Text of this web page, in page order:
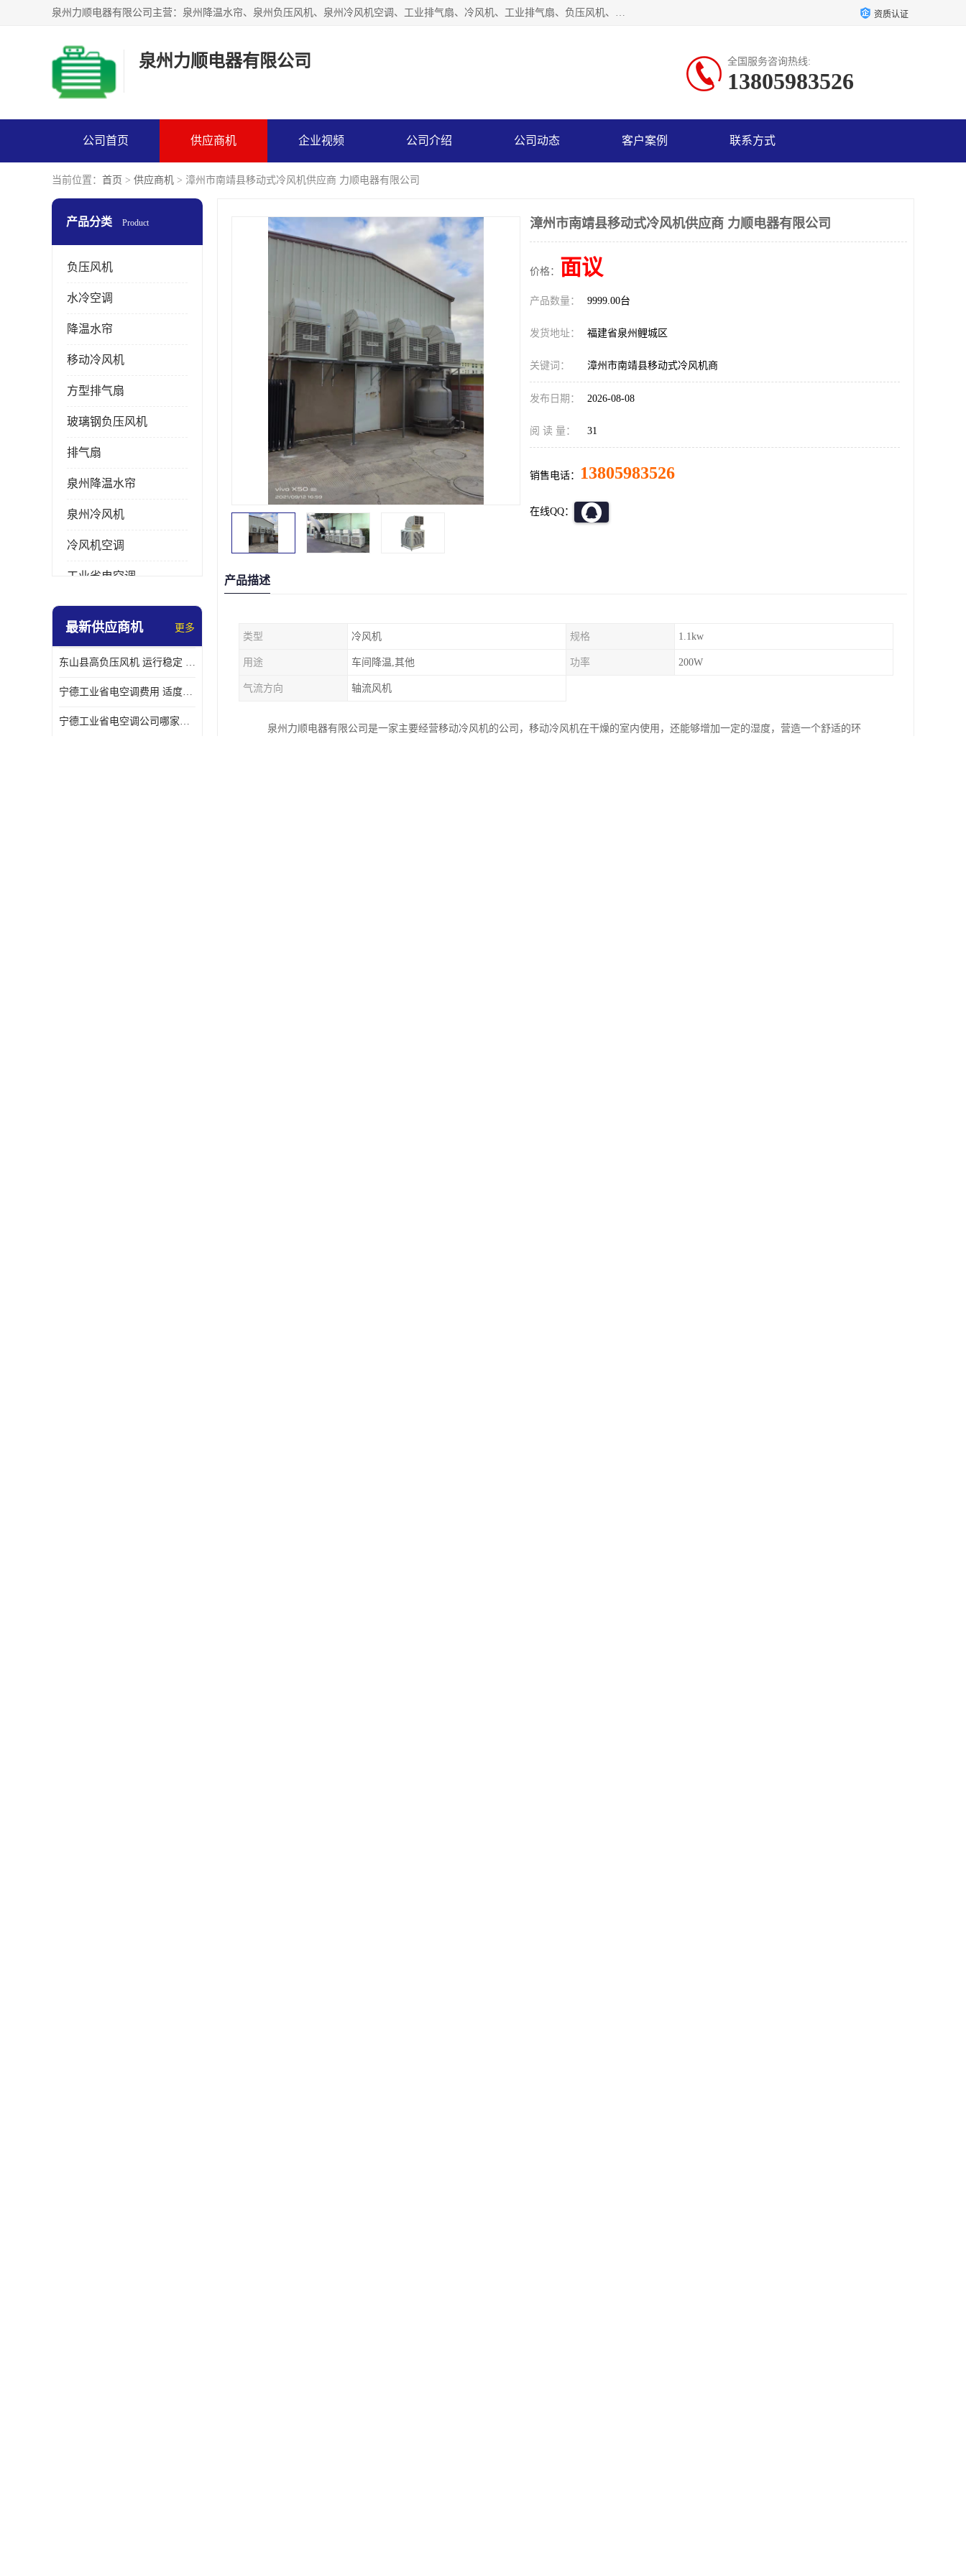
泉州力顺电器有限公司主营：泉州降温水帘、泉州负压风机、泉州冷风机空调、工业排气扇、冷风机、工业排气扇、负压风机、负压风机、水冷空调、降温水帘等产品。为用户解决了通风、降温、除味、除尘等难题，其环保、节能的理念与用户的实践检验结果相吻合，赢得了广大客户的信誉和青睐。 资质认证
泉州力顺电器有限公司 全国服务咨询热线:
13805983526
公司首页 供应商机 企业视频 公司介绍 公司动态 客户案例 联系方式
当前位置： 首页 > 供应商机 > 漳州市南靖县移动式冷风机供应商 力顺电器有限公司
产品分类 Product
负压风机
水冷空调
降温水帘
移动冷风机
方型排气扇
玻璃钢负压风机
排气扇
泉州降温水帘
泉州冷风机
冷风机空调
工业省电空调
工业大吊扇
最新供应商机 更多
东山县高负压风机 运行稳定 耐高温 防腐蚀
宁德工业省电空调费用 适度较高 节省占用空间
宁德工业省电空调公司哪家好 适度较高 结构紧凑 美观
漳州市南靖县移动式冷风机供应商 力顺电器有限公司
价格： 面议
产品数量： 9999.00台
发货地址： 福建省泉州鲤城区
关键词： 漳州市南靖县移动式冷风机商
发布日期： 2026-08-08
阅 读 量： 31
销售电话： 13805983526
在线QQ：
产品描述
类型 冷风机 规格 1.1kw
用途 车间降温,其他 功率 200W
气流方向 轴流风机
泉州力顺电器有限公司是一家主要经营移动冷风机的公司，移动冷风机在干燥的室内使用，还能够增加一定的湿度，营造一个舒适的环